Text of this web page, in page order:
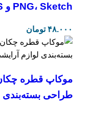
PNG، Sketch و EPS
۴۸.۰۰۰ تومان
موکاپ قطره‌
طراحی بسته‌بندی